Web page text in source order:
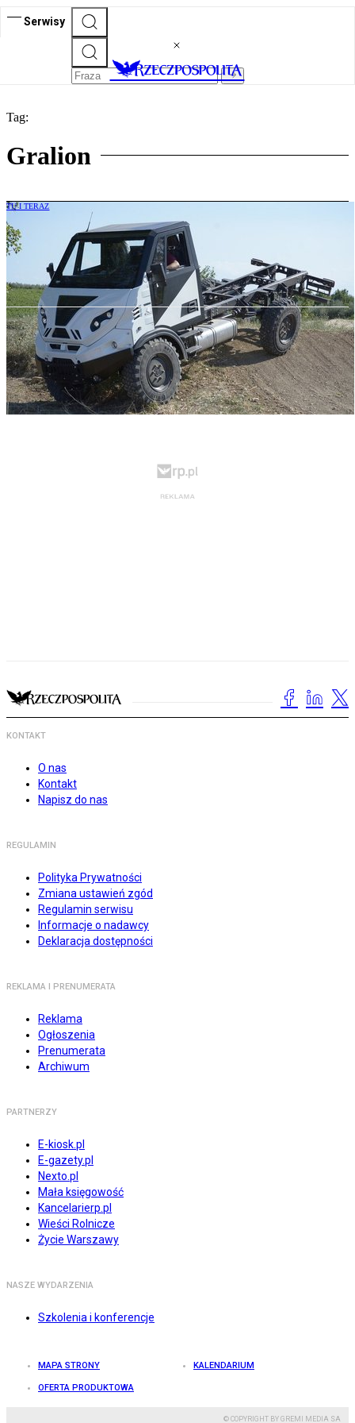
Serwisy
Tag:
Gralion
TU I TERAZ
W Pile powstaje nowa marka ciężarówek.
Trafi do wojska i straży pożarnej
KONTAKT
O nas
Kontakt
Napisz do nas
REGULAMIN
Polityka Prywatności
Zmiana ustawień zgód
Regulamin serwisu
Informacje o nadawcy
Deklaracja dostępności
REKLAMA I PRENUMERATA
Reklama
Ogłoszenia
Prenumerata
Archiwum
PARTNERZY
E-kiosk.pl
E-gazety.pl
Nexto.pl
Mała księgowość
Kancelarierp.pl
Wieści Rolnicze
Życie Warszawy
NASZE WYDARZENIA
Szkolenia i konferencje
MAPA STRONY KALENDARIUM
OFERTA PRODUKTOWA
© COPYRIGHT BY GREMI MEDIA SA